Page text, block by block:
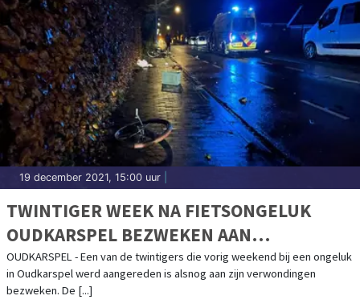
19 december 2021, 15:00 uur
TWINTIGER WEEK NA FIETSONGELUK
OUDKARSPEL BEZWEKEN AAN
VERWONDINGEN
OUDKARSPEL - Een van de twintigers die vorig weekend bij een ongeluk
in Oudkarspel werd aangereden is alsnog aan zijn verwondingen
bezweken. De [...]